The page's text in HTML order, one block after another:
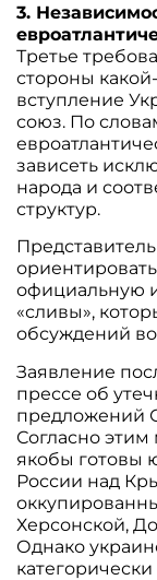
3.
Третье
стороны
вступление
союз. По
зависеть
народа и
структур.
официальную
«сливы»,
обсуждений
Заявление
прессе об
предложений
Согласно
якобы готовы
России над
Херсонской,
Однако
категорически